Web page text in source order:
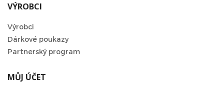
VÝROBCI
Výrobci
Dárkové poukazy
Partnerský program
MŮJ ÚČET